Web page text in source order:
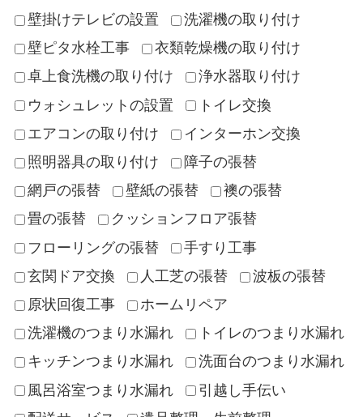
壁掛けテレビの設置
洗濯機の取り付け
壁ピタ水栓工事
衣類乾燥機の取り付け
卓上食洗機の取り付け
浄水器取り付け
ウォシュレットの設置
トイレ交換
エアコンの取り付け
インターホン交換
照明器具の取り付け
障子の張替
網戸の張替
壁紙の張替
襖の張替
畳の張替
クッションフロア張替
フローリングの張替
手すり工事
玄関ドア交換
人工芝の張替
波板の張替
原状回復工事
ホームリペア
洗濯機のつまり水漏れ
トイレのつまり水漏れ
キッチンつまり水漏れ
洗面台のつまり水漏れ
風呂浴室つまり水漏れ
引越し手伝い